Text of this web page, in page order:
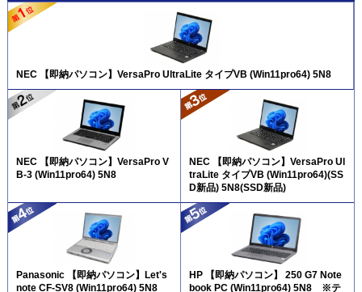
NEC 【即納パソコン】VersaPro UltraLite タイプVB (Win11pro64) 5N8
NEC 【即納パソコン】VersaPro V
B-3 (Win11pro64) 5N8
NEC 【即納パソコン】VersaPro Ul
traLite タイプVB (Win11pro64)(SS
D新品) 5N8(SSD新品)
Panasonic 【即納パソコン】Let's
note CF-SV8 (Win11pro64) 5N8
HP 【即納パソコン】 250 G7 Note
book PC (Win11pro64) 5N8 ※テ